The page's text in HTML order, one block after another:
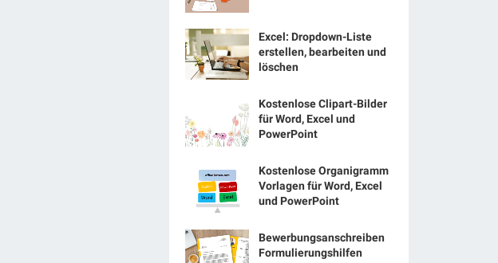
Excel: Dropdown-Liste
erstellen, bearbeiten und
löschen
Kostenlose Clipart-Bilder
für Word, Excel und
PowerPoint
Kostenlose Organigramm
Vorlagen für Word, Excel
und PowerPoint
Bewerbungsanschreiben
Formulierungshilfen